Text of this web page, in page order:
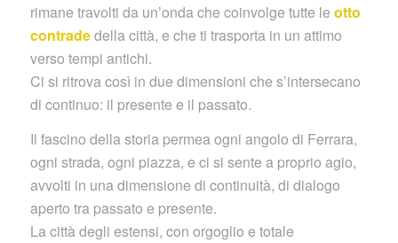
rimane travolti da un’onda che coinvolge tutte le otto
contradedella città, e che ti trasporta in un attimo
verso tempi antichi.
Ci si ritrova così in due dimensioni che s’intersecano
di continuo: il presente e il passato.
Il fascino della storia permea ogni angolo di Ferrara,
ogni strada, ogni piazza, e ci si sente a proprio agio,
avvolti in una dimensione di continuità, di dialogo
aperto tra passato e presente.
La città degli estensi, con orgoglio e totale